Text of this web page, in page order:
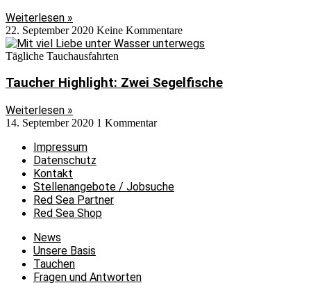
Weiterlesen »
22. September 2020 Keine Kommentare
Tägliche Tauchausfahrten
Taucher Highlight: Zwei Segelfische
Weiterlesen »
14. September 2020 1 Kommentar
Impressum
Datenschutz
Kontakt
Stellenangebote / Jobsuche
Red Sea Partner
Red Sea Shop
News
Unsere Basis
Tauchen
Fragen und Antworten